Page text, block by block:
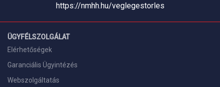
https://nmhh.hu/veglegestorles
ÜGYFÉLSZOLGÁLAT
Elérhetőségek
Garanciális Ügyintézés
Webszolgáltatás